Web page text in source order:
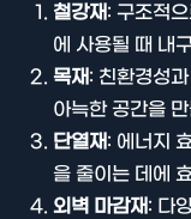
철강재: 구조적
에 사용될 때 내
목재: 친환경성
아늑한 공간을
단열재: 에너지
을 줄이는 데에
외벽 마감재: 다